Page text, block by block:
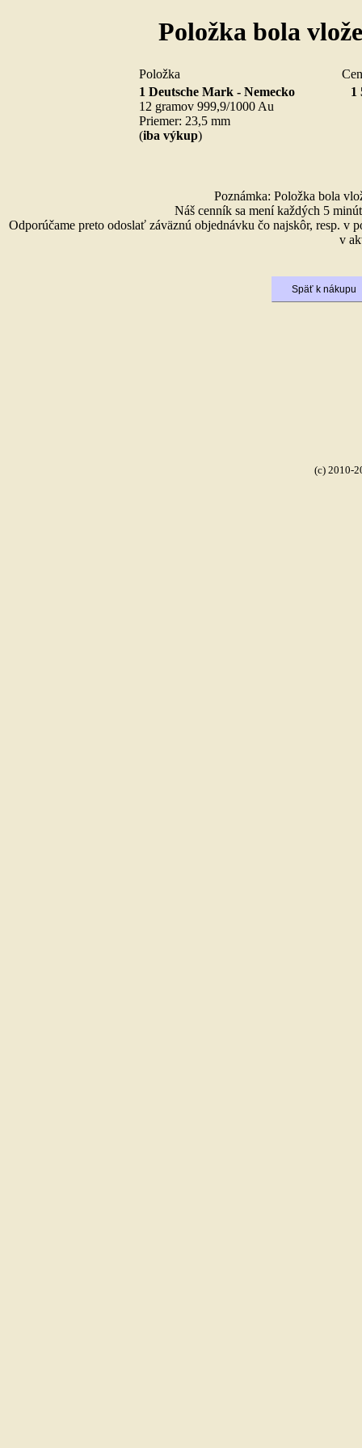
Položka bola
Položka
1 Deutsche Mark - Nemecko
12 gramov 999,9/1000 Au
Priemer: 23,5 mm
(iba výkup)
1
Poznámka: Položka bola
Náš cenník sa mení každých 5
Odporúčame preto odoslať záväznú objednávku čo najskôr, resp. v
v
(c) 2010-